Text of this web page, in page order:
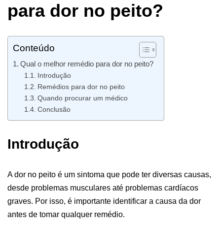
para dor no peito?
Conteúdo
Qual o melhor remédio para dor no peito?
Introdução
Remédios para dor no peito
Quando procurar um médico
Conclusão
Introdução
A dor no peito é um sintoma que pode ter diversas causas,
desde problemas musculares até problemas cardíacos
graves. Por isso, é importante identificar a causa da dor
antes de tomar qualquer remédio.